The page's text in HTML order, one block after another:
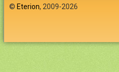
© Eterion, 2009-2026